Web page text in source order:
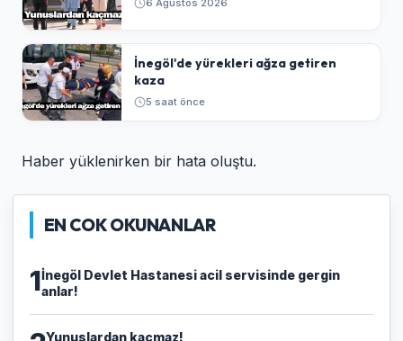
6 Ağustos 2026
İnegöl'de yürekleri ağza getiren
kaza
5 saat önce
Haber yüklenirken bir hata oluştu.
EN COK OKUNANLAR
1İnegöl Devlet Hastanesi acil servisinde gergin
anlar!
Yunuslardan kaçmaz!